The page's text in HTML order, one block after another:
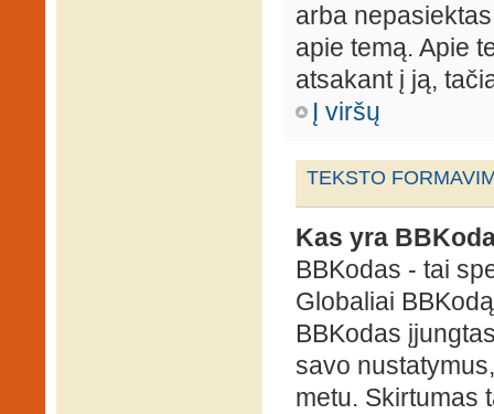
arba
apie temą. Apie
atsakant į ją,
Į viršų
TEKSTO
Kas yra
BBKodas - tai
Globaliai
BBKodas
savo
metu. Skirtumas